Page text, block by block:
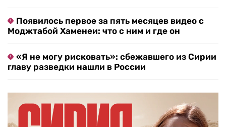
Появилось первое за пять месяцев видео с
Моджтабой Хаменеи: что с ним и где он
«Я не могу рисковать»: сбежавшего из Сирии
главу разведки нашли в России